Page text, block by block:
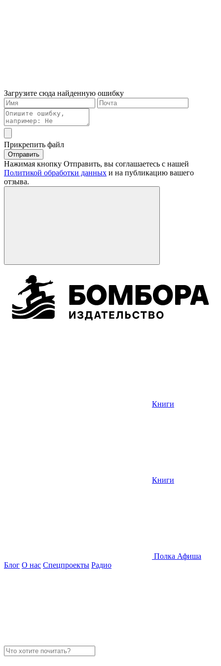
Загрузите сюда найденную ошибку
Прикрепить файл
Отправить
Нажимая кнопку Отправить, вы соглашаетесь с нашей
Политикой обработки данных и на публикацию вашего
отзыва.
Книги
Книги
Полка Афиша
Блог О нас Спецпроекты Радио